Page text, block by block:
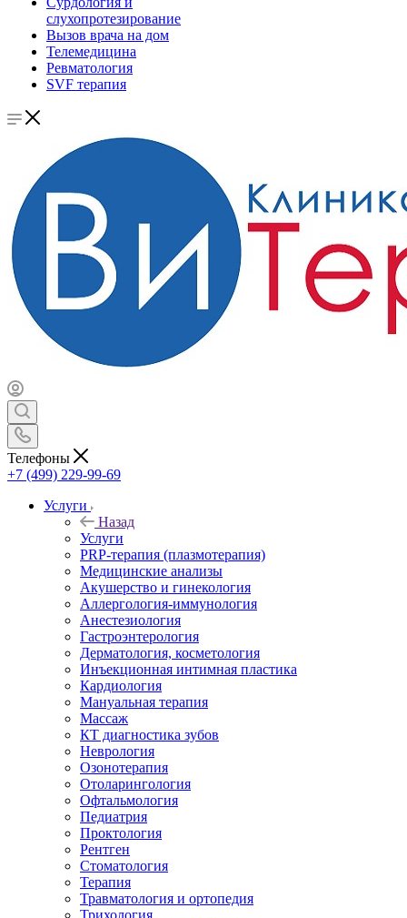
слухопротезирование
Вызов врача на дом
Телемедицина
Ревматология
SVF терапия
Телефоны
+7 (499) 229-99-69
Услуги
Назад
Услуги
PRP-терапия (плазмотерапия)
Медицинские анализы
Акушерство и гинекология
Аллергология-иммунология
Анестезиология
Гастроэнтерология
Дерматология, косметология
Инъекционная интимная пластика
Кардиология
Мануальная терапия
Массаж
КТ диагностика зубов
Неврология
Озонотерапия
Отоларингология
Офтальмология
Педиатрия
Проктология
Рентген
Стоматология
Терапия
Травматология и ортопедия
Трихология